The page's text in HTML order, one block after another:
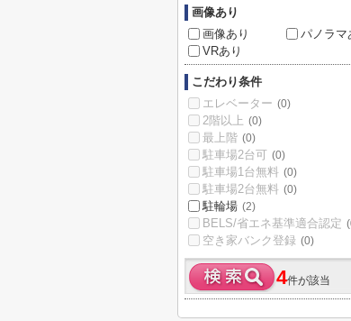
画像あり
画像あり
パノラマ
VRあり
こだわり条件
エレベーター (0)
2階以上 (0)
最上階 (0)
駐車場2台可 (0)
駐車場1台無料 (0)
駐車場2台無料 (0)
駐輪場 (2)
BELS/省エネ基準適合認定
空き家バンク登録 (0)
4件が該当